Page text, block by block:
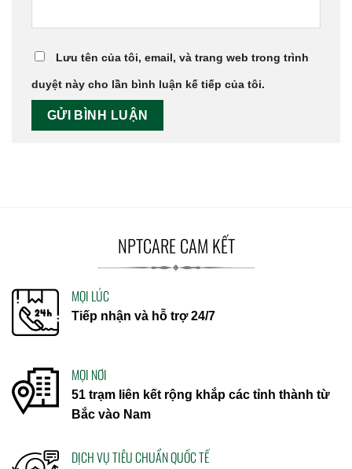
Lưu tên của tôi, email, và trang web trong trình
duyệt này cho lần bình luận kế tiếp của tôi.
NPTCARE CAM KẾT
MỌI LÚC
Tiếp nhận và hỗ trợ 24/7
MỌI NƠI
51 trạm liên kết rộng khắp các tỉnh thành từ
Bắc vào Nam
DỊCH VỤ TIÊU CHUẨN QUỐC TẾ